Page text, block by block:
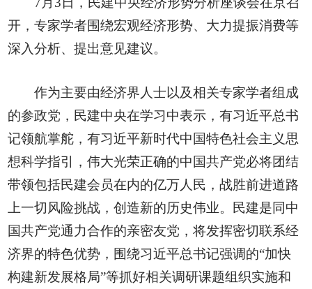
开，专家学者围绕宏观经济形势、大力提振消费等
深入分析、提出意见建议。
作为主要由经济界人士以及相关专家学者组成
的参政党，民建中央在学习中表示，有习近平总书
记领航掌舵，有习近平新时代中国特色社会主义思
想科学指引，伟大光荣正确的中国共产党必将团结
带领包括民建会员在内的亿万人民，战胜前进道路
上一切风险挑战，创造新的历史伟业。民建是同中
国共产党通力合作的亲密友党，将发挥密切联系经
济界的特色优势，围绕习近平总书记强调的“加快
构建新发展格局”等抓好相关调研课题组织实施和